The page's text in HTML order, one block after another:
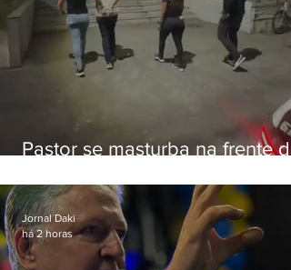
Pastor se masturba na frente de
Jornal Daki
há 2 horas